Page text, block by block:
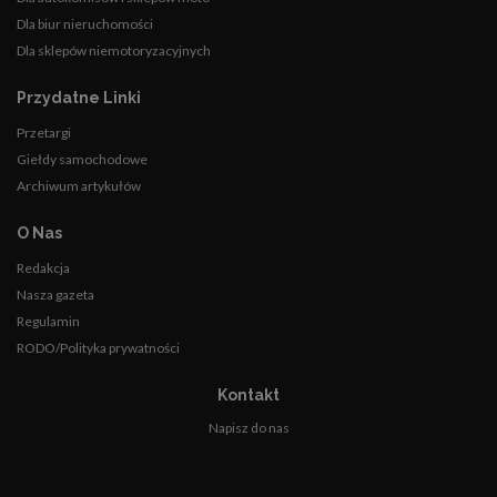
Dla biur nieruchomości
Dla sklepów niemotoryzacyjnych
Przydatne Linki
Przetargi
Giełdy samochodowe
Archiwum artykułów
O Nas
Redakcja
Nasza gazeta
Regulamin
RODO/Polityka prywatności
Kontakt
Napisz do nas